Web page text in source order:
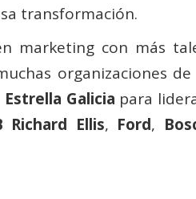
transformación.
marketing con más
organizaciones
Estrella Galicia para
Richard Ellis, Ford,